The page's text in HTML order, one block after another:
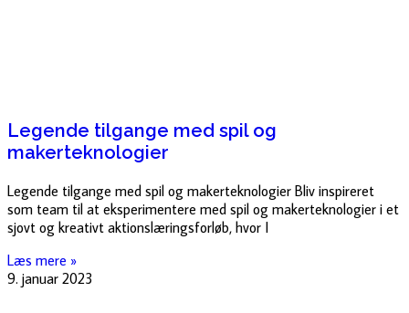
Legende tilgange med spil og
makerteknologier
Legende tilgange med spil og makerteknologier Bliv inspireret
som team til at eksperimentere med spil og makerteknologier i et
sjovt og kreativt aktionslæringsforløb, hvor I
Læs mere »
9. januar 2023